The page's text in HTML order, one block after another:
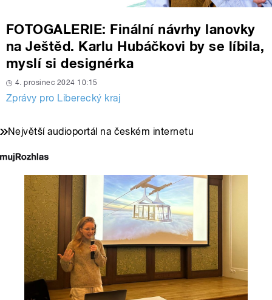
FOTOGALERIE: Finální návrhy lanovky
na Ještěd. Karlu Hubáčkovi by se líbila,
myslí si designérka
4. prosinec 2024 10:15
Zprávy pro Liberecký kraj
Největší audioportál na českém internetu